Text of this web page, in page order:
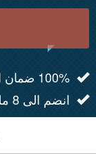
100% ضمان الرضا
انضم الى 8 مليون من العملاء الراضين